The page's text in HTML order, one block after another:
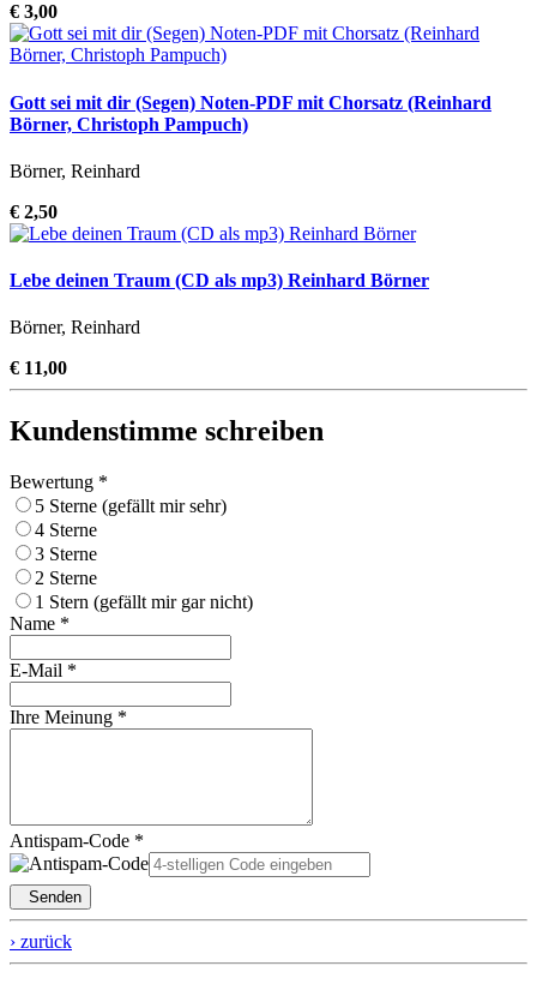
€ 3,00
Gott sei mit dir (Segen) Noten-PDF mit Chorsatz (Reinhard
Börner, Christoph Pampuch)
Börner, Reinhard
€ 2,50
Lebe deinen Traum (CD als mp3) Reinhard Börner
Börner, Reinhard
€ 11,00
Kundenstimme schreiben
Bewertung *
5 Sterne (gefällt mir sehr)
4 Sterne
3 Sterne
2 Sterne
1 Stern (gefällt mir gar nicht)
Name *
E-Mail *
Ihre Meinung *
Antispam-Code *
Senden
› zurück